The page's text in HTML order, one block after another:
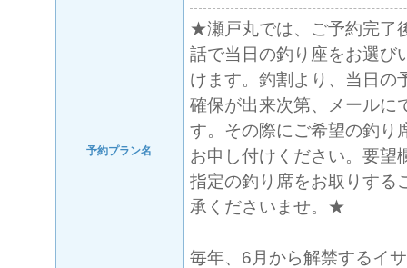
予約プラン名
★瀬戸丸では、ご予約完了
話で当日の釣り座をお選び
けます。釣割より、当日の
確保が出来次第、メールに
す。その際にご希望の釣り
お申し付けください。要望
指定の釣り席をお取りする
承くださいませ。★
毎年、6月から解禁するイ